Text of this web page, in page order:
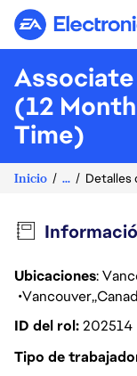
(12
Time)
Inicio ... Detalles
Ubicaciones:
Vancouver
ID del rol202514
Tipo de